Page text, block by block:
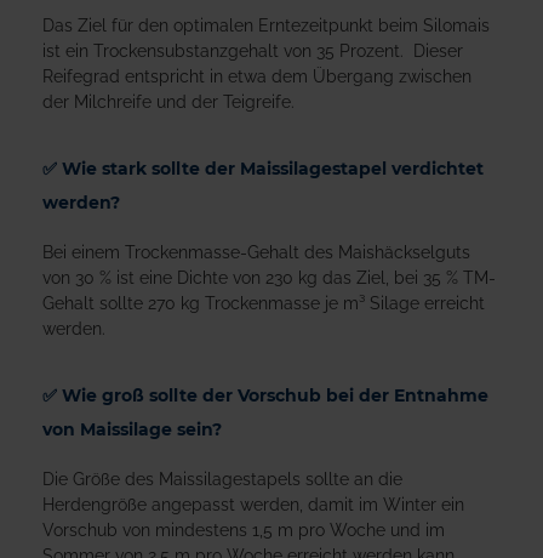
Das Ziel für den optimalen Erntezeitpunkt beim Silomais
ist ein Trockensubstanzgehalt von 35 Prozent. Dieser
Reifegrad entspricht in etwa dem Übergang zwischen
der Milchreife und der Teigreife.
✅ Wie stark sollte der Maissilagestapel verdichtet
werden?
Bei einem Trockenmasse-Gehalt des Maishäckselguts
von 30 % ist eine Dichte von 230 kg das Ziel, bei 35 % TM-
Gehalt sollte 270 kg Trockenmasse je m³ Silage erreicht
werden.
✅ Wie groß sollte der Vorschub bei der Entnahme
von Maissilage sein?
Die Größe des Maissilagestapels sollte an die
Herdengröße angepasst werden, damit im Winter ein
Vorschub von mindestens 1,5 m pro Woche und im